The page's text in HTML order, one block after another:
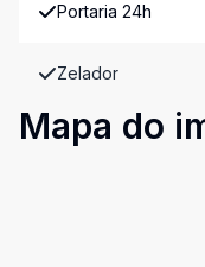
Portaria 24h
Zelador
Mapa do